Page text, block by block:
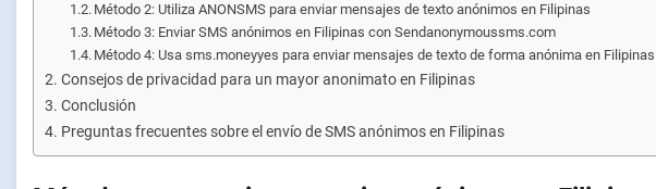
Método 2: Utiliza ANONSMS para enviar mensajes de texto anónimos en Filipinas
Método 3: Enviar SMS anónimos en Filipinas con Sendanonymoussms.com
Método 4: Usa sms.moneyyes para enviar mensajes de texto de forma anónima en Filipinas
Consejos de privacidad para un mayor anonimato en Filipinas
Conclusión
Preguntas frecuentes sobre el envío de SMS anónimos en Filipinas